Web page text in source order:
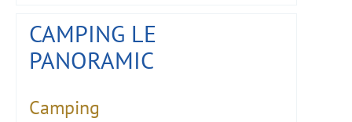
CAMPING LE
PANORAMIC
Camping